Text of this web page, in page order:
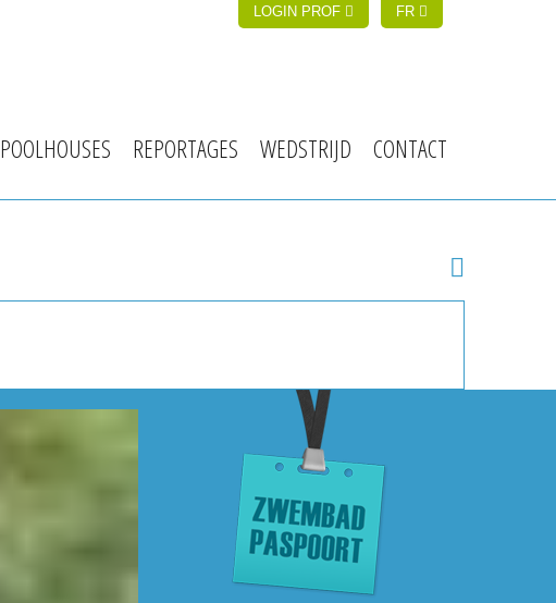
LOGIN PROF FR
POOLHOUSES REPORTAGES WEDSTRIJD CONTACT